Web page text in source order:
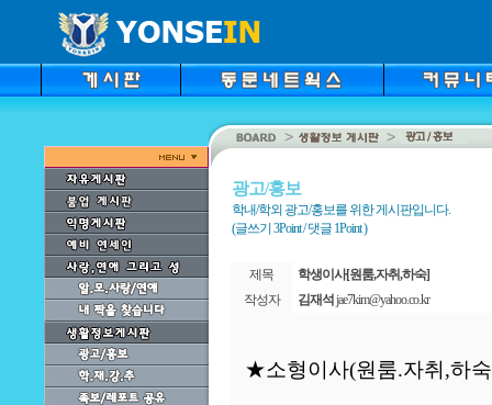
광고/홍보
학내/학외 광고/홍보를 위한 게시판입니다.
(글쓰기 3Point / 댓글 1Point )
제목
학생이사[원룸,자취,하숙]
작성자
김재석 jae7kim@yahoo.co.kr
★소형이사(원룸.자취,하